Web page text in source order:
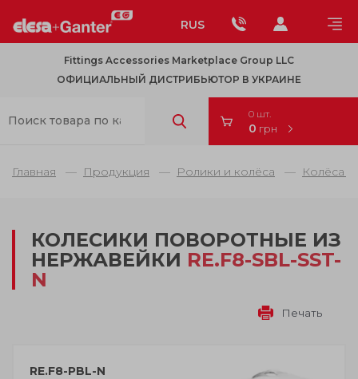
RUS
Fittings Accessories Marketplace Group LLC
ОФИЦИАЛЬНЫЙ ДИСТРИБЬЮТОР В УКРАИНЕ
0 шт.
0 грн
Главная Продукция Ролики и колёса Колёса
КОЛЕСИКИ ПОВОРОТНЫЕ ИЗ
НЕРЖАВЕЙКИ RE.F8-SBL-SST-
N
Печать
RE.F8-PBL-N